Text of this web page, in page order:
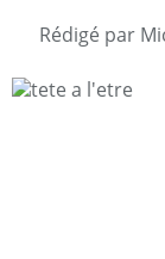
Rédigé par